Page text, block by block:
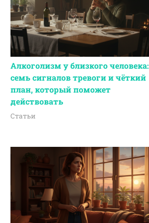
Алкоголизм у близкого человека:
семь сигналов тревоги и чёткий
план, который поможет
действовать
Статьи